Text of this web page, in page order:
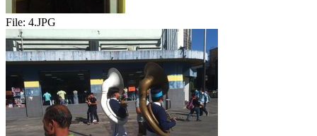
File: 4.JPG